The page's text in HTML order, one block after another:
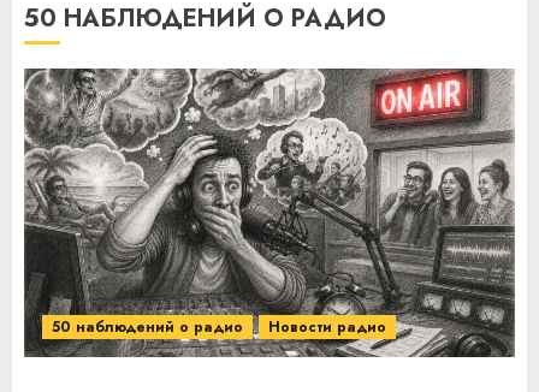
50 НАБЛЮДЕНИЙ О РАДИО
50 наблюдений о радио Новости радио